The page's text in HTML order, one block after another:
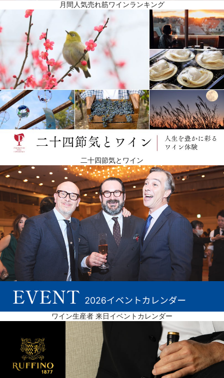
月間人気売れ筋ワインランキング
二十四節気とワイン
ワイン生産者 来日イベントカレンダー